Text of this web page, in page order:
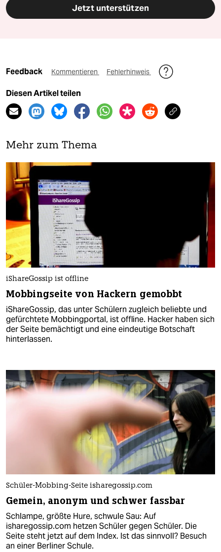
Jetzt unterstützen
Feedback Kommentieren Fehlerhinweis
Diesen Artikel teilen
Mehr zum Thema
iShareGossip ist offline
Mobbingseite von Hackern gemobbt
iShareGossip, das unter Schülern zugleich beliebte und
gefürchtete Mobbingportal, ist offline. Hacker haben sich
der Seite bemächtigt und eine eindeutige Botschaft
hinterlassen.
Schüler-Mobbing-Seite isharegossip.com
Gemein, anonym und schwer fassbar
Schlampe, größte Hure, schwule Sau: Auf
isharegossip.com hetzen Schüler gegen Schüler. Die
Seite steht jetzt auf dem Index. Ist das sinnvoll? Besuch
an einer Berliner Schule.